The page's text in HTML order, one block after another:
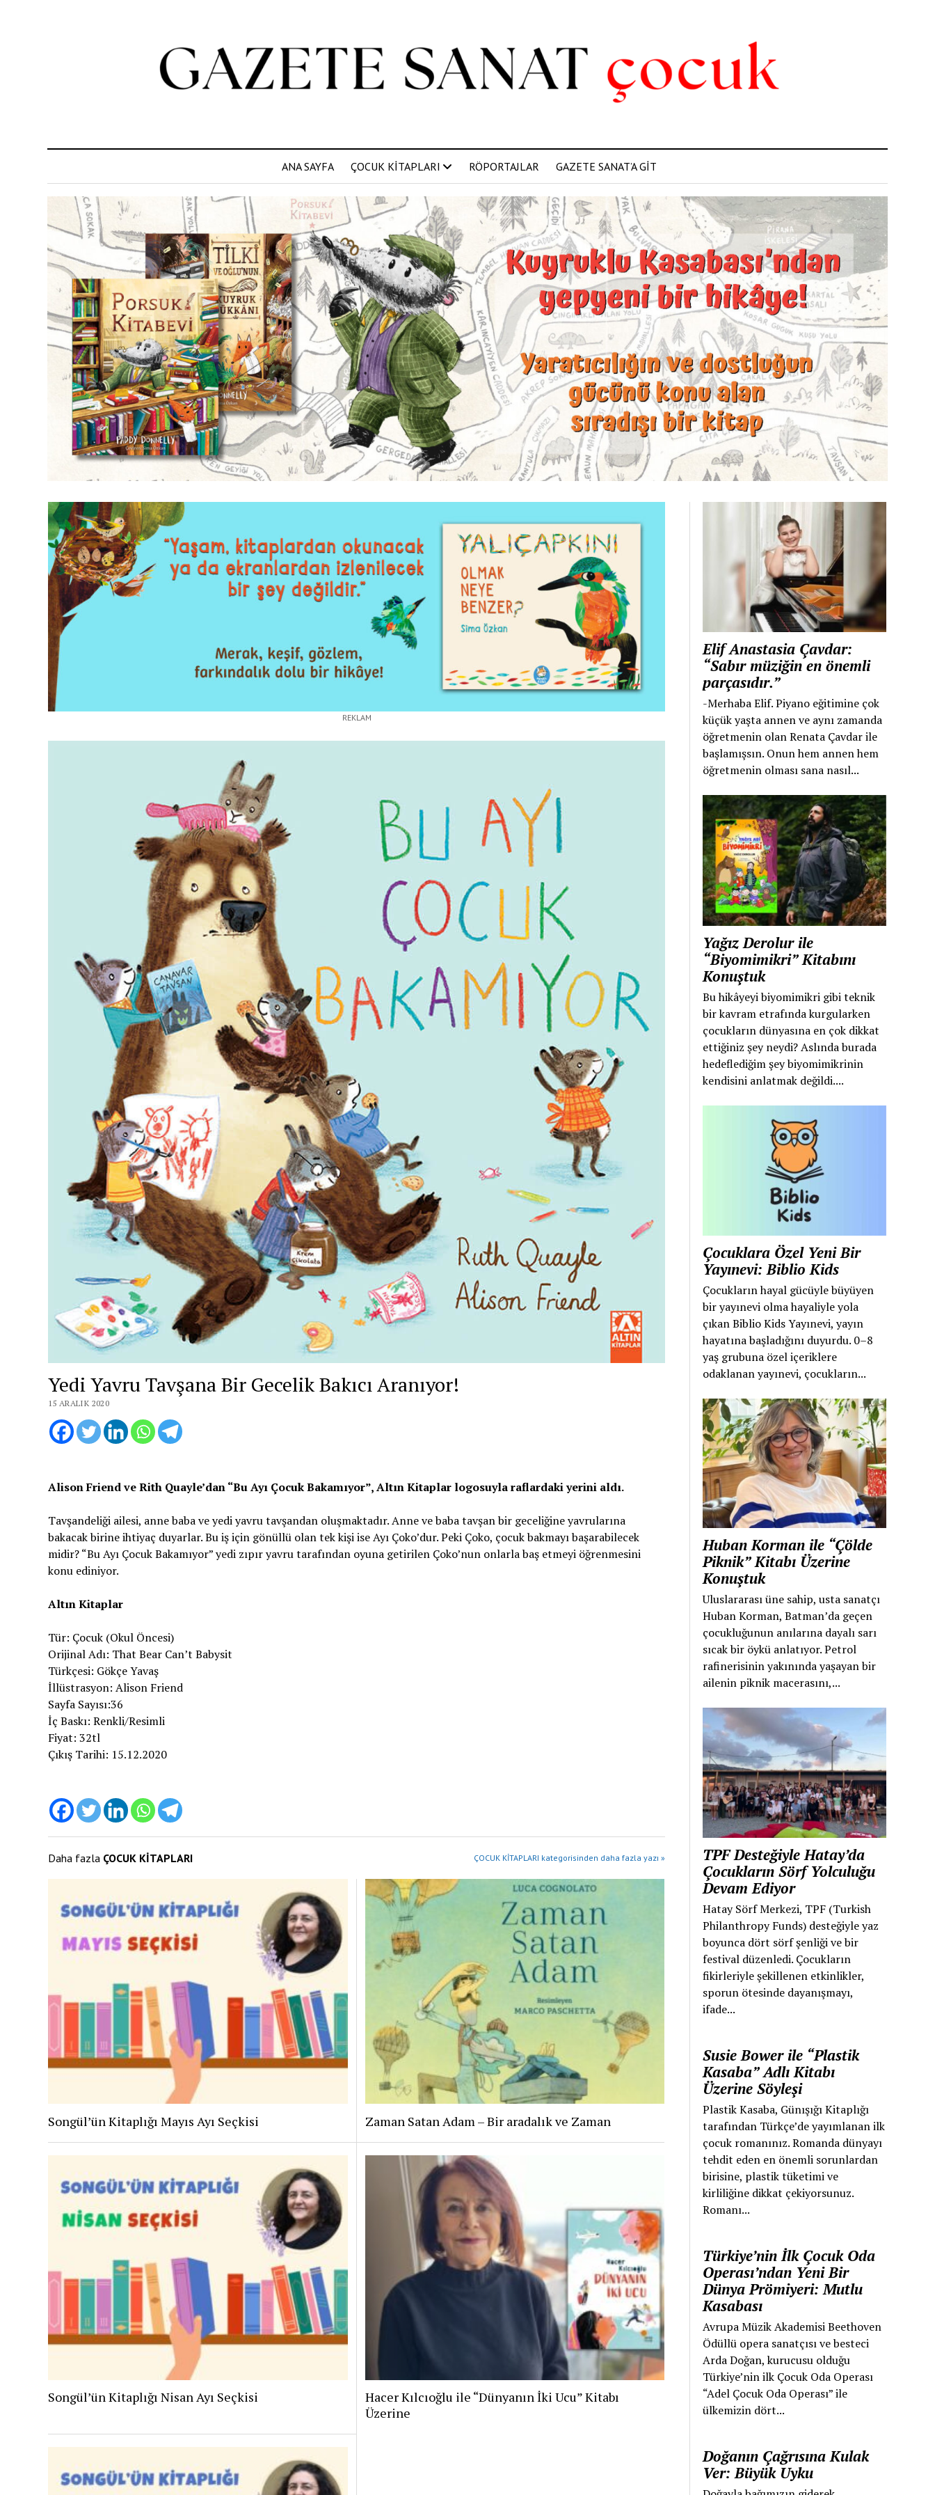
ANA SAYFA ÇOCUK KİTAPLARI RÖPORTAJLAR GAZETE SANAT’A GİT
REKLAM
Yedi Yavru Tavşana Bir Gecelik Bakıcı Aranıyor!
15 ARALIK 2020
Alison Friend ve Rith Quayle’dan “Bu Ayı Çocuk Bakamıyor”, Altın Kitaplar logosuyla raflardaki yerini aldı.
Tavşandeliği ailesi, anne baba ve yedi yavru tavşandan oluşmaktadır. Anne ve baba tavşan bir geceliğine yavrularına
bakacak birine ihtiyaç duyarlar. Bu iş için gönüllü olan tek kişi ise Ayı Çoko’dur. Peki Çoko, çocuk bakmayı başarabilecek
midir? “Bu Ayı Çocuk Bakamıyor” yedi zıpır yavru tarafından oyuna getirilen Çoko’nun onlarla baş etmeyi öğrenmesini
konu ediniyor.
Altın Kitaplar
Tür: Çocuk (Okul Öncesi)
Orijinal Adı: That Bear Can’t Babysit
Türkçesi: Gökçe Yavaş
İllüstrasyon: Alison Friend
Sayfa Sayısı:36
İç Baskı: Renkli/Resimli
Fiyat: 32tl
Çıkış Tarihi: 15.12.2020
Daha fazla ÇOCUK KİTAPLARI ÇOCUK KİTAPLARI kategorisinden daha fazla yazı »
Songül’ün Kitaplığı Mayıs Ayı Seçkisi Zaman Satan Adam – Bir aradalık ve Zaman
Songül’ün Kitaplığı Nisan Ayı Seçkisi
Hacer Kılcıoğlu ile “Dünyanın İki Ucu” Kitabı
Üzerine
Elif Anastasia Çavdar:
“Sabır müziğin en önemli
parçasıdır.”
-Merhaba Elif. Piyano eğitimine çok
küçük yaşta annen ve aynı zamanda
öğretmenin olan Renata Çavdar ile
başlamışsın. Onun hem annen hem
öğretmenin olması sana nasıl...
Yağız Derolur ile
“Biyomimikri” Kitabını
Konuştuk
Bu hikâyeyi biyomimikri gibi teknik
bir kavram etrafında kurgularken
çocukların dünyasına en çok dikkat
ettiğiniz şey neydi? Aslında burada
hedeflediğim şey biyomimikrinin
kendisini anlatmak değildi....
Çocuklara Özel Yeni Bir
Yayınevi: Biblio Kids
Çocukların hayal gücüyle büyüyen
bir yayınevi olma hayaliyle yola
çıkan Biblio Kids Yayınevi, yayın
hayatına başladığını duyurdu. 0–8
yaş grubuna özel içeriklere
odaklanan yayınevi, çocukların...
Huban Korman ile “Çölde
Piknik” Kitabı Üzerine
Konuştuk
Uluslararası üne sahip, usta sanatçı
Huban Korman, Batman’da geçen
çocukluğunun anılarına dayalı sarı
sıcak bir öykü anlatıyor. Petrol
rafinerisinin yakınında yaşayan bir
ailenin piknik macerasını,...
TPF Desteğiyle Hatay’da
Çocukların Sörf Yolculuğu
Devam Ediyor
Hatay Sörf Merkezi, TPF (Turkish
Philanthropy Funds) desteğiyle yaz
boyunca dört sörf şenliği ve bir
festival düzenledi. Çocukların
fikirleriyle şekillenen etkinlikler,
sporun ötesinde dayanışmayı,
ifade...
Susie Bower ile “Plastik
Kasaba” Adlı Kitabı
Üzerine Söyleşi
Plastik Kasaba, Günışığı Kitaplığı
tarafından Türkçe’de yayımlanan ilk
çocuk romanınız. Romanda dünyayı
tehdit eden en önemli sorunlardan
birisine, plastik tüketimi ve
kirliliğine dikkat çekiyorsunuz.
Romanı...
Türkiye’nin İlk Çocuk Oda
Operası’ndan Yeni Bir
Dünya Prömiyeri: Mutlu
Kasabası
Avrupa Müzik Akademisi Beethoven
Ödüllü opera sanatçısı ve besteci
Arda Doğan, kurucusu olduğu
Türkiye’nin ilk Çocuk Oda Operası
“Adel Çocuk Oda Operası” ile
ülkemizin dört...
Doğanın Çağrısına Kulak
Ver: Büyük Uyku